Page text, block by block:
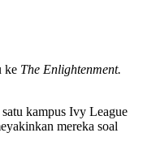
ke The Enlightenment.
kampus Ivy League
mereka soal